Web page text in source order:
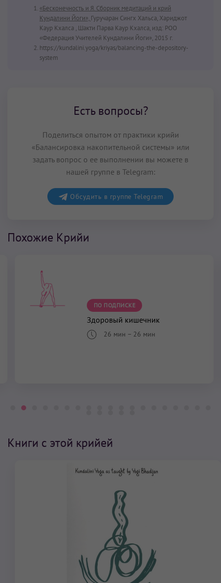
«Бесконечность и Я. Сборник медитаций и крий
Кундалини Йоги», Гуручаран Сингх Хальса, Хариджот
Каур Кхалса , Шакти Парва Каур Кхалса, изд: РОО
«Федерация Учителей Кундалини Йоги», 2015 г.
https://kundalini.yoga/kriyas/balancing-the-depository-
system
Есть вопросы?
Поделиться опытом от практики крийи
«Балансировка накопительной системы» или
задать вопрос о ее выполнении вы можете в
нашей группе в Telegram:
Обсудить в группе Telegram
Похожие Крийи
ПО ПОДПИСКЕ
Здоровый кишечник
26 мин – 26 мин
Книги с этой крийей